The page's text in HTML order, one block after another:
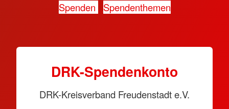
Spenden
Spendenthemen
DRK-Spendenkonto
DRK-Kreisverband Freudenstadt e.V.